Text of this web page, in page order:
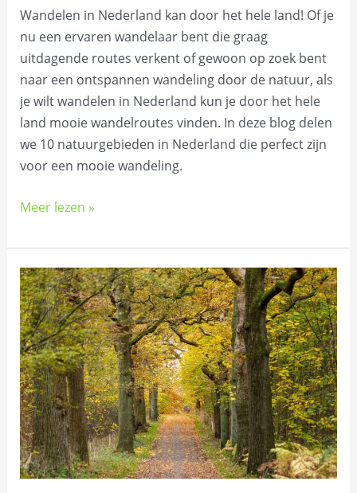
Wandelen in Nederland kan door het hele land! Of je
nu een ervaren wandelaar bent die graag
uitdagende routes verkent of gewoon op zoek bent
naar een ontspannen wandeling door de natuur, als
je wilt wandelen in Nederland kun je door het hele
land mooie wandelroutes vinden. In deze blog delen
we 10 natuurgebieden in Nederland die perfect zijn
voor een mooie wandeling.
Meer lezen »
Wandelen
in
Kennemerland:
de
mooiste
routes
op
een
rij